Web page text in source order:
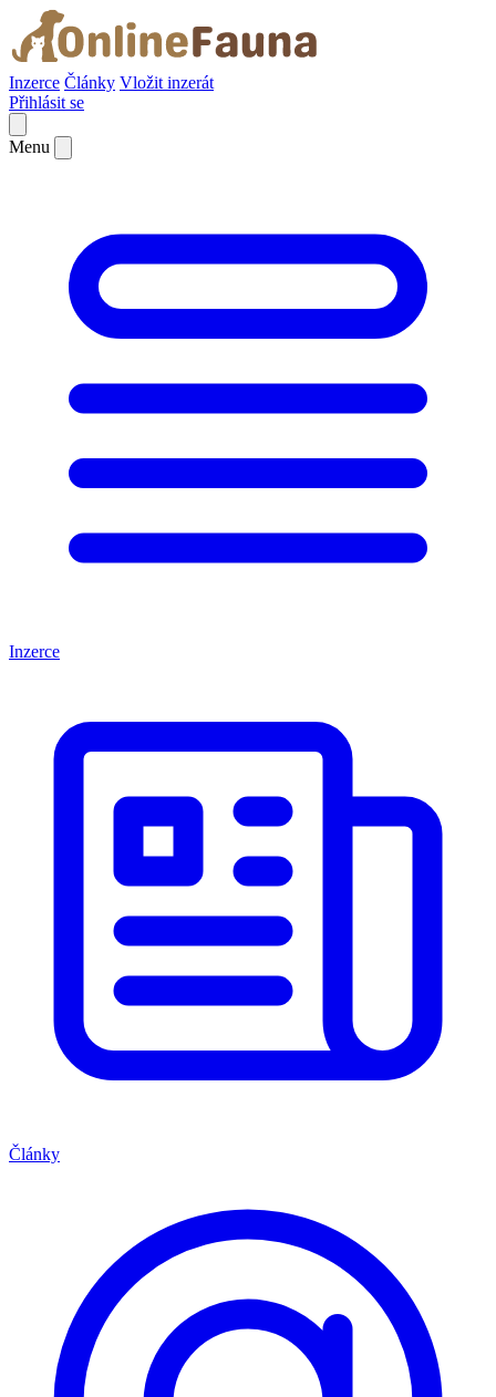
Inzerce Články Vložit inzerát
Přihlásit se
Menu
Inzerce
Články